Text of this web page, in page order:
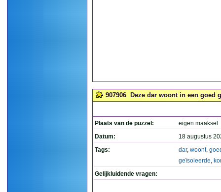
907906 Deze dar woont in een goed
Plaats van de puzzel:
eigen maaksel
Datum:
18 augustus
Tags:
dar, woont,
geïsoleerde,
Gelijkluidende vragen: